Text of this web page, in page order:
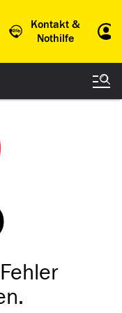
Kontakt &
Nothilfe